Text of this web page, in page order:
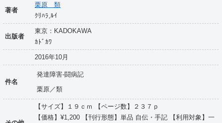
著者
栗原 類
ｸﾘﾊﾗ,ﾙｲ
出版者
東京：KADOKAWA
ｶﾄﾞｶﾜ
2016年10月
件名
発達障害-闘病記
栗原／類
【サイズ】１９ｃｍ 【ページ数】２３７ｐ
【価格】¥1,200 【刊行形態】単品 自伝・手記 【利用対象】一